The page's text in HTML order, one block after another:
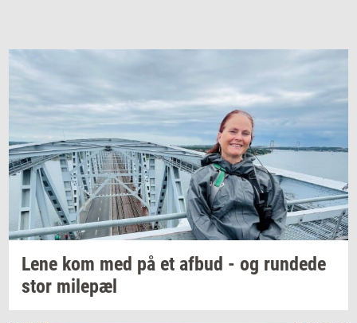
Lene kom med på et afbud - og run­de­de
stor milepæl